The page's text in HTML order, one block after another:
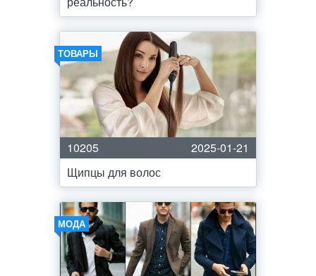
ТОВАРЫ
10205
2025-01-21
Щипцы для волос
МОДА